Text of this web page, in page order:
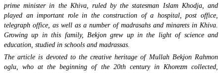
prime minister in the Khiva, ruled by the statesman Islam Khodja, and
played an important role in the construction of a hospital, post office,
telegraph office, as well as a number of madrasahs and minarets in Khiva.
Growing up in this family, Bekjon grew up in the light of science and
education, studied in schools and madrassas.
The article is devoted to the creative heritage of Mullah Bekjon Rahmon
oglu, who at the beginning of the 20th century in Khorezm collected,